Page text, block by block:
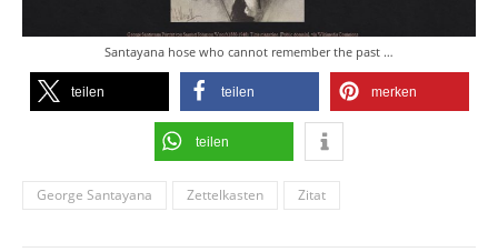
Santayana hose who cannot remember the past …
teilen teilen merken
teilen
George Santayana Zettelkasten Zitat